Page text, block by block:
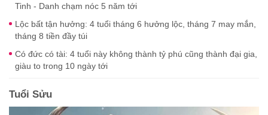
Tinh - Danh chạm nóc 5 năm tới
Lộc bất tận hưởng: 4 tuổi tháng 6 hưởng lộc, tháng 7 may mắn,
tháng 8 tiền đầy túi
Có đức có tài: 4 tuổi này không thành tỷ phú cũng thành đại gia,
giàu to trong 10 ngày tới
Tuổi Sửu